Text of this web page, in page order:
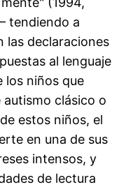
tendiendo a
las declaraciones
al lenguaje
los niños que
clásico o
estos niños, el
en una de sus
intensos, y
de lectura